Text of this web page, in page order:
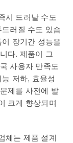
시 드러날 수도
러질 수도 있습
장기간 성능을
다. 제품이 그
사용자 만족도
저하, 효율성
제를 사전에 발
크게 향상되며
체는 제품 설계